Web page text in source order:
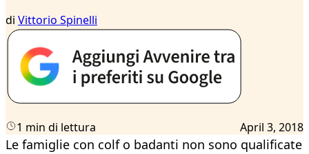
di Vittorio Spinelli
1 min di lettura April 3, 2018
Le famiglie con colf o badanti non sono qualificate